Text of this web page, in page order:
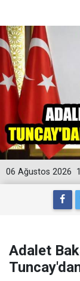
06 Ağustos 2026
Adalet